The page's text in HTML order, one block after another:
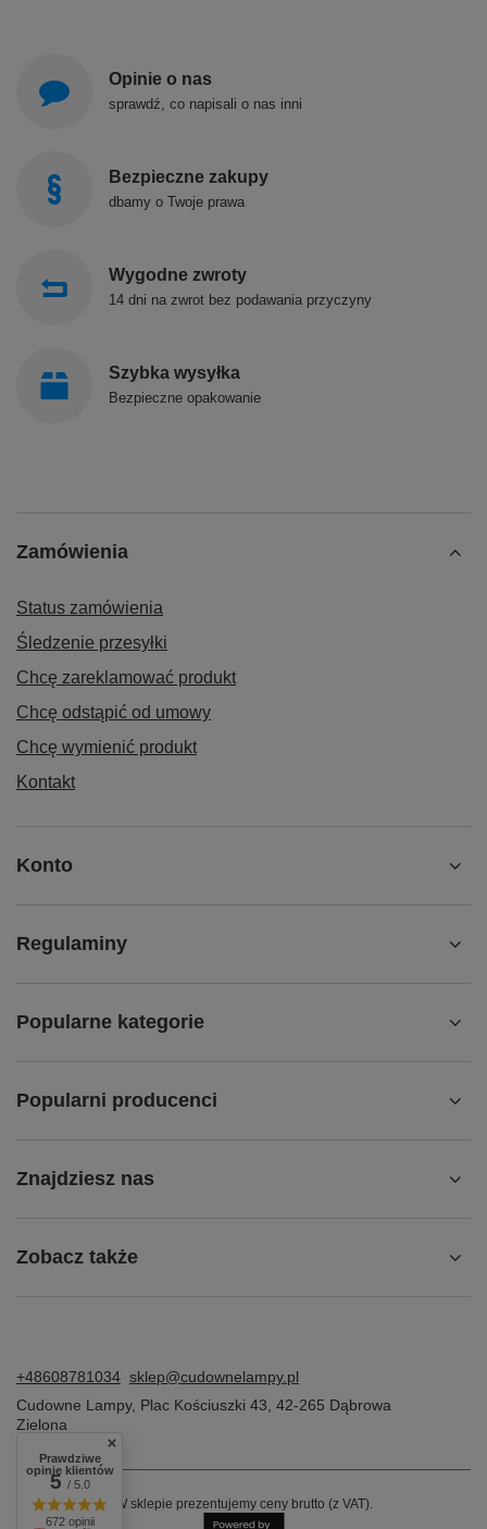
Opinie o nas
sprawdź, co napisali o nas inni
Bezpieczne zakupy
dbamy o Twoje prawa
Wygodne zwroty
14 dni na zwrot bez podawania przyczyny
Szybka wysyłka
Bezpieczne opakowanie
Zamówienia
Status zamówienia
Śledzenie przesyłki
Chcę zareklamować produkt
Chcę odstąpić od umowy
Chcę wymienić produkt
Kontakt
Konto
Regulaminy
Popularne kategorie
Popularni producenci
Znajdziesz nas
Zobacz także
+48608781034 sklep@cudownelampy.pl
Cudowne Lampy, Plac Kościuszki 43, 42-265 Dąbrowa
Zielona
W sklepie prezentujemy ceny brutto (z VAT).
Prawdziwe
opinie klientów
5/ 5.0
672 opinii